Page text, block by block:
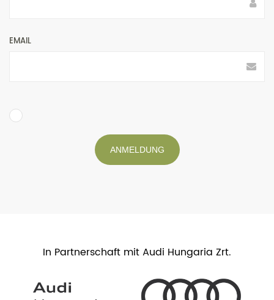
EMAIL
ANMELDUNG
In Partnerschaft mit Audi Hungaria Zrt.